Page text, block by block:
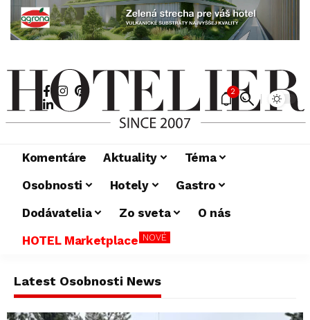
2
Komentáre Aktuality
Téma
Osobnosti
Hotely
Gastro
Dodávatelia
Zo sveta
O nás
HOTEL Marketplace NOVÉ
Latest Osobnosti News